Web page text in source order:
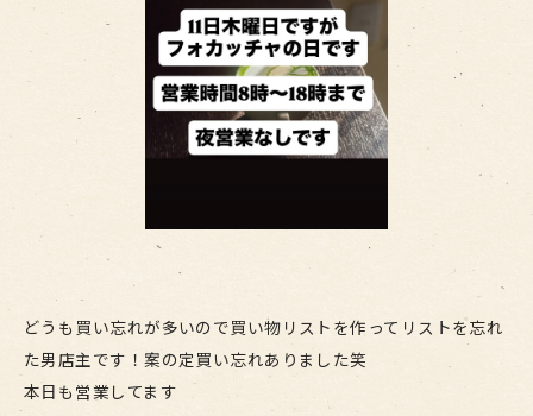
どうも買い忘れが多いので買い物リストを作ってリストを忘れ
た男店主です！案の定買い忘れありました笑
本日も営業してます